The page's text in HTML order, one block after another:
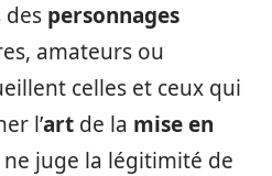
des personnages
amateurs ou
celles et ceux qui
l’art de la mise en
juge la légitimité de